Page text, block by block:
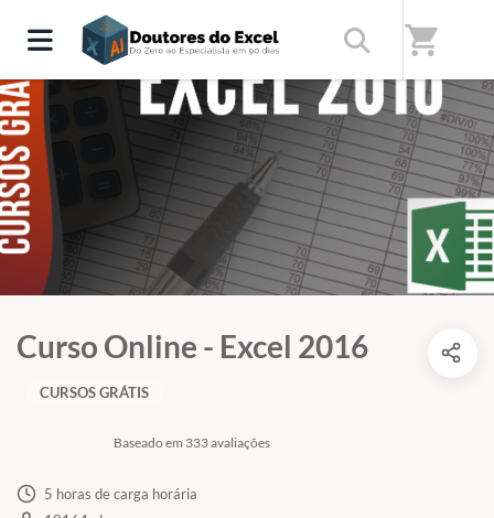
shopping_cart
Curso Online - Excel 2016
Baseado em 333 avaliações
CURSOS GRÁTIS
5 horas de carga horária